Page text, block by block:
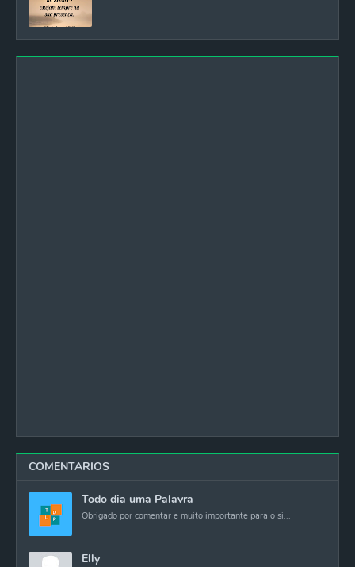
COMENTARIOS
Todo dia uma Palavra
Obrigado por comentar e muito importante para o si...
Elly